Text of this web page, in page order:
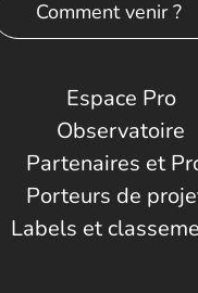
Comment venir ?
Espace Pro
Observatoire
Partenaires et
Porteurs de
Labels et